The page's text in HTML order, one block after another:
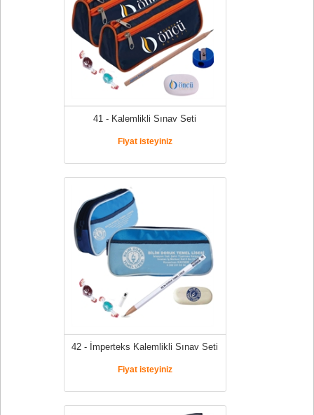
41 - Kalemlikli Sınav Seti
Fiyat isteyiniz
42 - İmperteks Kalemlikli Sınav Seti
Fiyat isteyiniz